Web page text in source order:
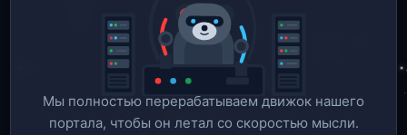
Мы полностью перерабатываем движок нашего
портала, чтобы он летал со скоростью мысли.